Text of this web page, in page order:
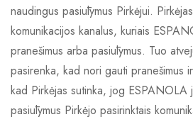
naudingus pasiūlymus Pirkėjui.
komunikacijos kanalus, kuriais
pranešimus arba pasiūlymus. Tuo
pasirenka, kad nori gauti pranešimus
kad Pirkėjas sutinka, jog ESPANOLA
pasiūlymus Pirkėjo pasirinktais